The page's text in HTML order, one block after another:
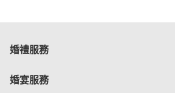
婚禮服務
婚宴服務